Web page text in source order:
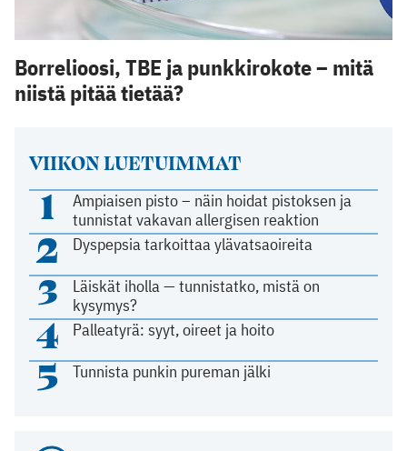
VIIKON LUETUIMMAT
1
Ampiaisen pisto – näin hoidat pistoksen ja
tunnistat vakavan allergisen reaktion
2 Dyspepsia tarkoittaa ylävatsaoireita
3
Läiskät iholla — tunnistatko, mistä on
kysymys?
4 Palleatyrä: syyt, oireet ja hoito
5 Tunnista punkin pureman jälki
Borrelioosi, TBE ja punkkirokote – mitä
niistä pitää tietää?